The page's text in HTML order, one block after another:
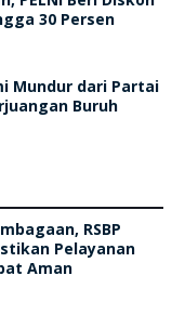
30 Persen
Mundur dari Partai
Buruh
RSBP
Pelayanan
Aman